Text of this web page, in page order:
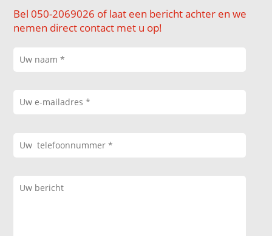
Bel 050-2069026 of laat een bericht achter en we
nemen direct contact met u op!